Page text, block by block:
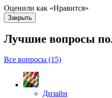
Оценили как «Нравится»
Закрыть
Лучшие вопросы
Все вопросы (15)
Дизайн